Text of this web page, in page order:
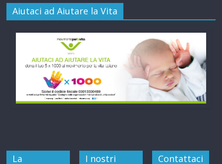
Aiutaci ad Aiutare la Vita
La
I nostri
Contattaci